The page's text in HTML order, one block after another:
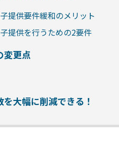
提供要件緩和のメリット
提供を行うための2要件
変更点
大幅に削減できる！